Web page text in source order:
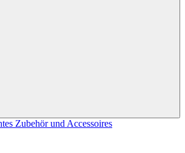
Zubehör und Accessoires